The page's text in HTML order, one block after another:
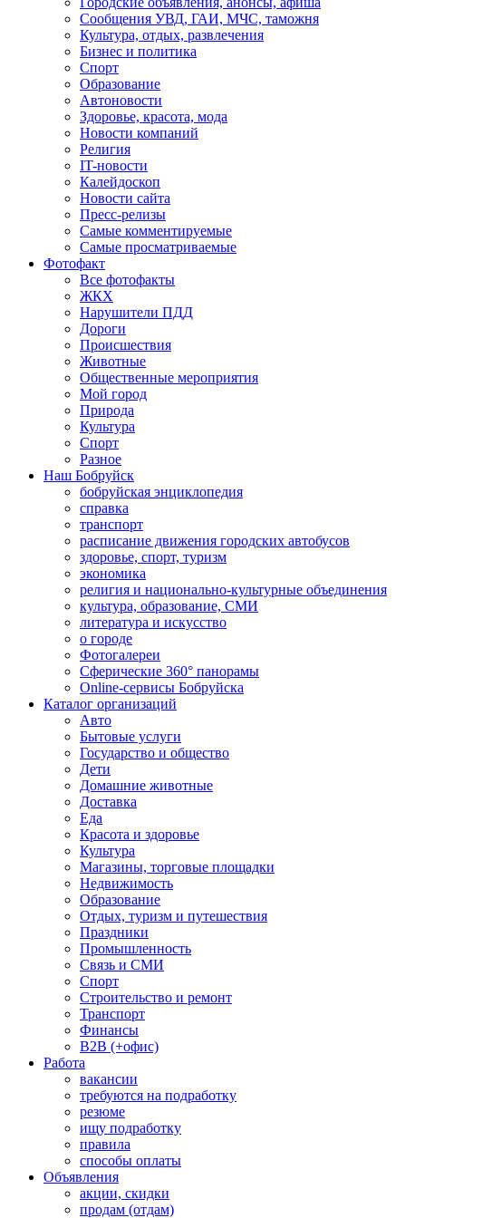
Сообщения УВД, ГАИ, МЧС, таможня
Культура, отдых, развлечения
Бизнес и политика
Спорт
Образование
Автоновости
Здоровье, красота, мода
Новости компаний
Религия
IT-новости
Калейдоскоп
Новости сайта
Пресс-релизы
Самые комментируемые
Самые просматриваемые
Фотофакт
Все фотофакты
ЖКХ
Нарушители ПДД
Дороги
Происшествия
Животные
Общественные мероприятия
Мой город
Природа
Культура
Спорт
Разное
Наш Бобруйск
бобруйская энциклопедия
справка
транспорт
расписание движения городских автобусов
здоровье, спорт, туризм
экономика
религия и национально-культурные объединения
культура, образование, СМИ
литература и искусство
о городе
Фотогалереи
Сферические 360° панорамы
Online-сервисы Бобруйска
Каталог организаций
Авто
Бытовые услуги
Государство и общество
Дети
Домашние животные
Доставка
Еда
Красота и здоровье
Культура
Магазины, торговые площадки
Недвижимость
Образование
Отдых, туризм и путешествия
Праздники
Промышленность
Связь и СМИ
Спорт
Строительство и ремонт
Транспорт
Финансы
B2B (+офис)
Работа
вакансии
требуются на подработку
резюме
ищу подработку
правила
способы оплаты
Объявления
акции, скидки
продам (отдам)